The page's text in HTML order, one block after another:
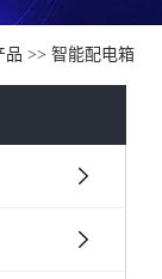
品 >> 智能配电箱